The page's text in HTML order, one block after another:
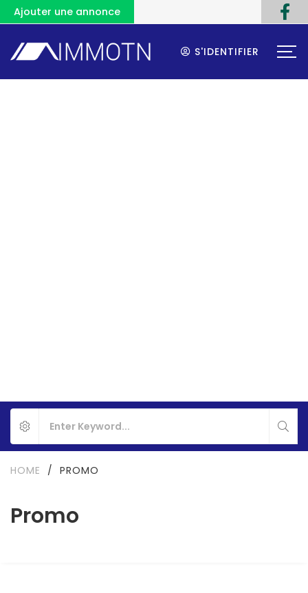
Ajouter une annonce
S'IDENTIFIER
Promo
HOME / PROMO